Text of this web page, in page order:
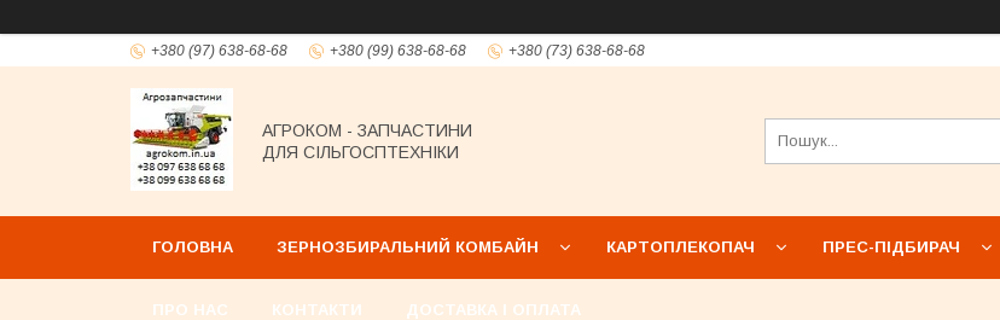
+380 (97) 638-68-68 +380 (99) 638-68-68 +380 (73) 638-68-68
АГРОКОМ - ЗАПЧАСТИНИ
ДЛЯ СІЛЬГОСПТЕХНІКИ
ГОЛОВНА ЗЕРНОЗБИРАЛЬНИЙ КОМБАЙН КАРТОПЛЕКОПАЧ ПРЕС-ПІДБИРАЧ
ПРО НАС КОНТАКТИ ДОСТАВКА І ОПЛАТА